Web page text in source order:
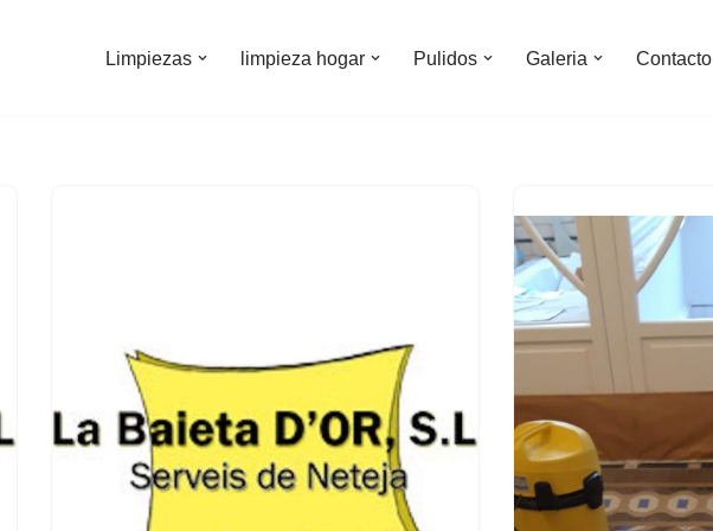
Limpiezas limpieza hogar Pulidos Galeria Contacto